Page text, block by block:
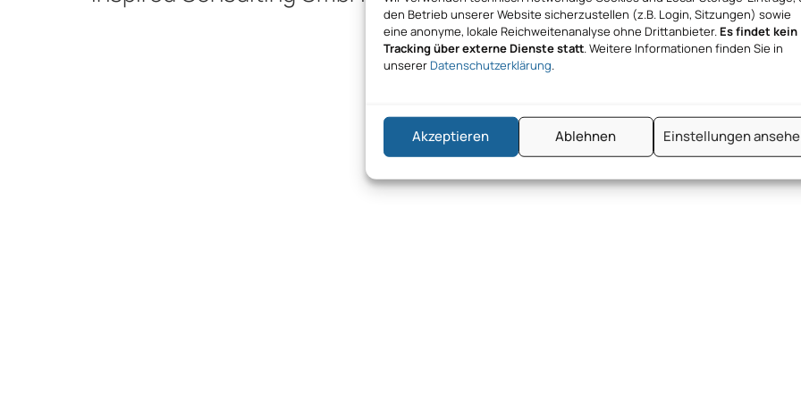
den Betrieb unserer Website sicherzustellen (z.B. Login, Sitzungen) sowie
eine anonyme, lokale Reichweitenanalyse ohne Drittanbieter. Es findet kein
Tracking über externe Dienste statt. Weitere Informationen finden Sie in
unserer Datenschutzerklärung.
Akzeptieren Ablehnen Einstellungen